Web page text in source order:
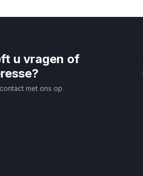
u vragen of
met ons op